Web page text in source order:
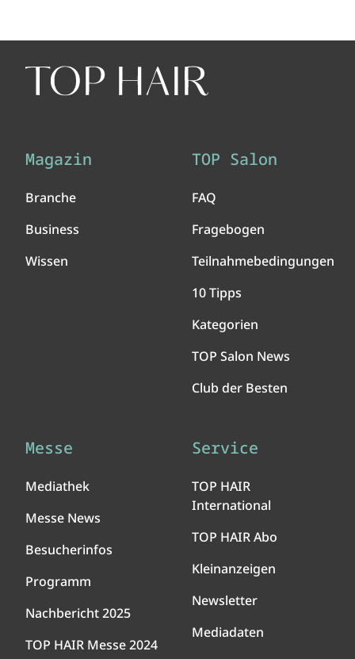
Magazin
Branche
Business
Wissen
TOP Salon
FAQ
Fragebogen
Teilnahmebedingungen
10 Tipps
Kategorien
TOP Salon News
Club der Besten
Messe
Mediathek
Messe News
Besucherinfos
Programm
Nachbericht 2025
TOP HAIR Messe 2024
Service
TOP HAIR
International
TOP HAIR Abo
Kleinanzeigen
Newsletter
Mediadaten